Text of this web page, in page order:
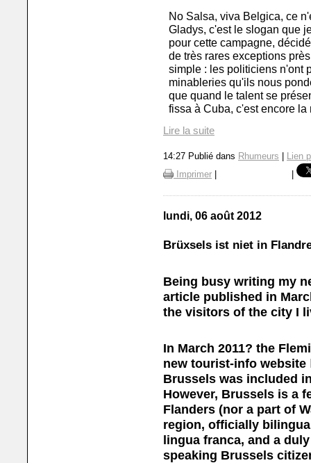
No Salsa, viva Belgica, ce
Gladys, c'est le slogan que
pour cette campagne,
de très rares exceptions
simple : les politiciens n'ont
minableries qu'ils nous
que quand le talent se
fissa à Cuba, c'est encore
Lire la suite
14:27 Publié dans Rhumeurs
Lien
Imprimer
lundi, 06 août 2012
Brüxsels ist niet in
Being busy writing my
article published in
the visitors of the city I
In March 2011? the
new tourist-info website
Brussels was included
However, Brussels is a
Flanders (nor a part of
region, officially
lingua franca, and a
speaking Brussels